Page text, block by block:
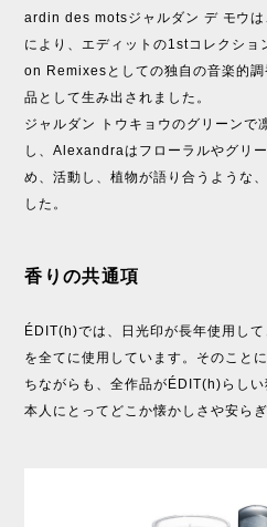
ardin des motsジャルダン デ モウ
により、エディットの1stコレクシ
on Remixesとしての独自の音楽的
品として生み出されました。
ジャルダン トウキョウのグリーンで
し、Alexandraはフローラルやグリ
め、活動し、植物が語り合うような
した。
香りの共通項
ÉDIT(h)では、日光印が長年使用し
を全てに使用しています。そのこと
ちながらも、全作品がÉDIT(h)らし
本人にとってどこか懐かしさや安ら